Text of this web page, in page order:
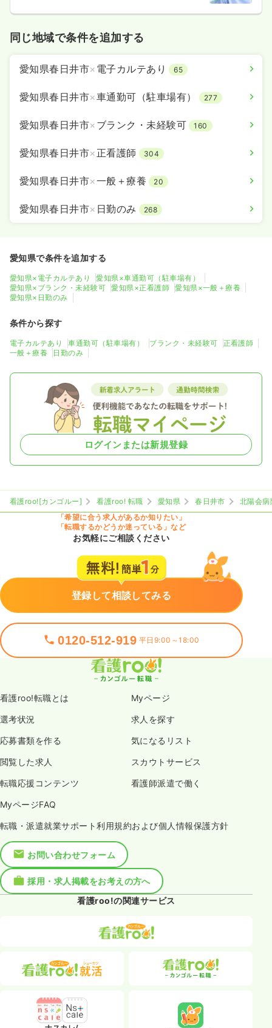
同じ地域で条件を追加する
愛知県春日井市× 電子カルテあり 65
愛知県春日井市×車通勤可（駐車場有） 277
愛知県春日井市× ブランク・未経験可 160
愛知県春日井市× 正看護師 304
愛知県春日井市×一般＋療養 20
愛知県春日井市× 日勤のみ 268
愛知県で条件を追加する
愛知県×電子カルテあり
愛知県×車通勤可（駐車場有）
愛知県×ブランク・未経験可
愛知県×正看護師
愛知県×一般＋療養
愛知県×日勤のみ
条件から探す
電子カルテあり 車通勤可（駐車場有） ブランク・未経験可
正看護師
一般＋療養
日勤のみ
ログインまたは新規登録
看護roo![カンゴルー] 看護roo! 転職 愛知県 春日井市
北陽会病
「希望に合う求人があるか知りたい」
「転職するかどうか迷っている」など
お気軽にご相談ください
登録して相談してみる
0120-512-919 平日9:00～18:00
看護roo!転職とは Myページ
選考状況 求人を探す
応募書類を作る 気になるリスト
閲覧した求人 スカウトサービス
転職応援コンテンツ 看護師派遣で働く
MyページFAQ
転職・派遣就業サポート利用規約および個人情報保護方針
お問い合わせフォーム
採用・求人掲載をお考えの方へ
看護roo!の関連サービス